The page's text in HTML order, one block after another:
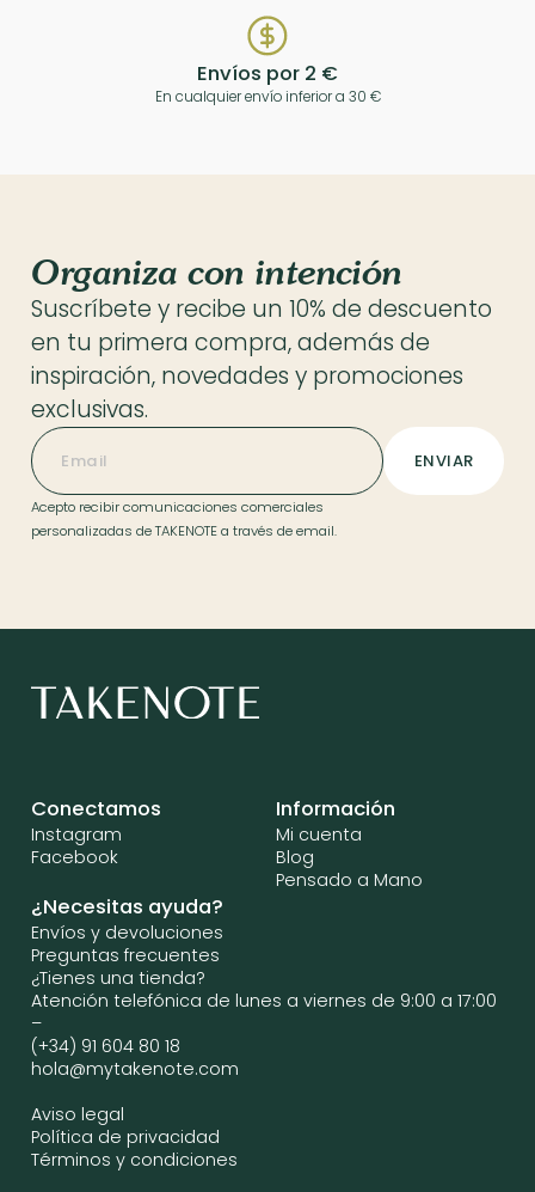
Envíos por 2 €
En cualquier envío inferior a 30 €
Organiza con intención
Suscríbete y recibe un 10% de descuento
en tu primera compra, además de
inspiración, novedades y promociones
exclusivas.
Acepto recibir comunicaciones comerciales
personalizadas de TAKENOTE a través de email.
Conectamos
Instagram
Facebook
Información
Mi cuenta
Blog
Pensado a Mano
¿Necesitas ayuda?
Envíos y devoluciones
Preguntas frecuentes
¿Tienes una tienda?
Atención telefónica de lunes a viernes de 9:00 a 17:00
–
(+34) 91 604 80 18
hola@mytakenote.com
Aviso legal
Política de privacidad
Términos y condiciones